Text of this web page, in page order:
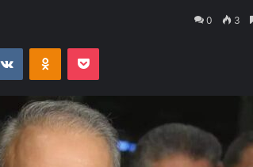
0 3
VKontakteOdnoklassniki
Pocket